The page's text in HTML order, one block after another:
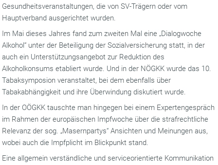
Gesundheitsveranstaltungen, die von SV-Trägern oder vom
Hauptverband ausgerichtet wurden.
Im Mai dieses Jahres fand zum zweiten Mal eine „Dialogwoche
Alkohol“ unter der Beteiligung der Sozialversicherung statt, in der
auch ein Unterstützungsangebot zur Reduktion des
Alkoholkonsums etabliert wurde. Und in der NÖGKK wurde das 10.
Tabaksymposion veranstaltet, bei dem ebenfalls über
Tabakabhängigkeit und ihre Überwindung diskutiert wurde.
In der OÖGKK tauschte man hingegen bei einem Expertengespräch
im Rahmen der europäischen Impfwoche über die strafrechtliche
Relevanz der sog. „Masernpartys“ Ansichten und Meinungen aus,
wobei auch die Impfplicht im Blickpunkt stand.
Eine allgemein verständliche und serviceorientierte Kommunikation